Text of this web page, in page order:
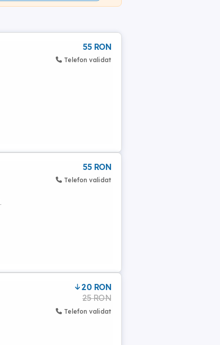
55 RON
Telefon validat
55 RON
Telefon validat
20 RON
25 RON
Telefon validat